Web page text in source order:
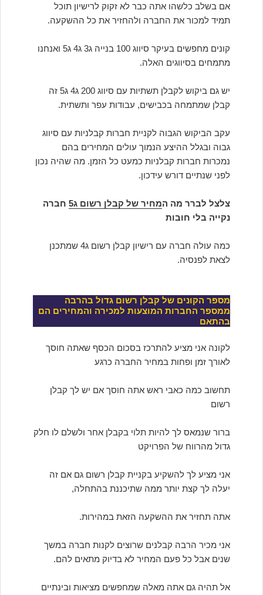
אם בשלב כלשהו אתה כבר לא זקוק לרישיון תוכל
תמיד למכור את החברה ולהחזיר את כל ההשקעה.
קונים מחפשים בעיקר סיווג 100 בנייה ג3 ג4 ג5 ואנחנו
מתמחים בסיווגים האלה.
יש גם ביקוש לקבלן תשתיות עם סיווג 200 ג4 ג5 זה
קבלן שמתמחה בכבישים, עבודות עפר ותשתית.
עקב הביקוש הגבוה לקניית חברות קבלניות עם סיווג
גבוה ובגלל ההיצע הנמוך עולים המחירים בהם
נמכרות חברות קבלניות כמעט כל הזמן. מה שהיה נכון
לפני שנתיים דורש עידכון.
צלצל לברר מה המחיר של קבלן רשום ג5
חברה
נקייה בלי חובות
כמה עולה חברה עם רישיון קבלן רשום ג4 שמתכנן
לצאת לפנסיה.
מספר הקונים של קבלן רשום גדול בהרבה
ממספר החברות המוצעות למכירה והמחירים הם
בהתאם
לקונה אני מציע להתרכז בסכום הכסף שאתה חוסך
לאורך זמן ופחות במחיר החברה כרגע
תחשוב כמה כאבי ראש אתה חוסך אם יש לך קבלן
רשום
ברור שנמאס לך להיות תלוי בקבלן אחר ולשלם לו חלק
גדול מהרווח של הפרויקט
אני מציע לך להשקיע בקניית קבלן רשום גם אם זה
יעלה לך קצת יותר ממה שתיכננת בהתחלה,
אתה תחזיר את ההשקעה הזאת במהירות.
אני מכיר הרבה קבלנים שרוצים לקנות חברה במשך
שנים אבל כל פעם המחיר לא בדיוק מתאים להם.
אל תהיה גם אתה מאלה שמחפשים מציאות ובינתיים